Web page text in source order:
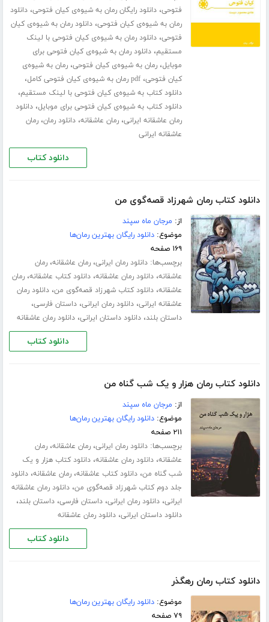
فتوحی،دانلود رایگان رمان به شیوه‌ی کیان فتوحی،دانلود
رمان به شیوه‌ی کیان فتوحی،دانلود رمان به شیوه‌ی کیان
فتوحی،دانلود رمان به شیوه‌ی کیان فتوحی با لینک
مستقیم،دانلود رمان به شیوه‌ی کیان فتوحی برای
موبایل،رمان به شیوه‌ی کیان فتوحی،رمان به شیوه‌ی
کیان فتوحی،pdf رمان به شیوه‌ی کیان فتوحی کامل ،
دانلود کتاب به شیوه‌ی کیان فتوحی با لینک مستقیم،
دانلود کتاب به شیوه‌ی کیان فتوحی برای موبایل،دانلود
رمان عاشقانه ایرانی،رمان عاشقانه،دانلود رمان،رمان
عاشقانه ایرانی
دانلود کتاب
دانلود کتاب رمان شهرزاد قصه‌گوی من
از: مرجان ماه سپند
موضوع:دانلود رایگان بهترین رمان‌ها
۱۶۹ صفحه
برچسب‌ها:دانلود رمان ایرانی،رمان عاشقانه،رمان
عاشقانه،دانلود رمان عاشقانه،دانلود کتاب عاشقانه،رمان
عاشقانه،دانلود کتاب شهرزاد قصه‌گوی من،دانلود رمان
عاشقانه ایرانی،دانلود رمان ایرانی،داستان فارسی،
داستان بلند،دانلود داستان ایرانی،دانلود رمان عاشقانه
دانلود کتاب
دانلود کتاب رمان هزار و یک شب گناه من
از: مرجان ماه سپند
موضوع:دانلود رایگان بهترین رمان‌ها
۲۱۱ صفحه
برچسب‌ها:دانلود رمان ایرانی،رمان عاشقانه،رمان
عاشقانه،دانلود رمان عاشقانه،دانلود کتاب هزار و یک
شب گناه من،دانلود کتاب عاشقانه،رمان عاشقانه،دانلود
جلد دوم کتاب شهرزاد قصه‌گوی من،دانلود رمان عاشقانه
ایرانی،دانلود رمان ایرانی،داستان فارسی،داستان بلند،
دانلود داستان ایرانی،دانلود رمان عاشقانه
دانلود کتاب
دانلود کتاب رمان رهگذر
موضوع:دانلود رایگان بهترین رمان‌ها
۷۹ صفحه